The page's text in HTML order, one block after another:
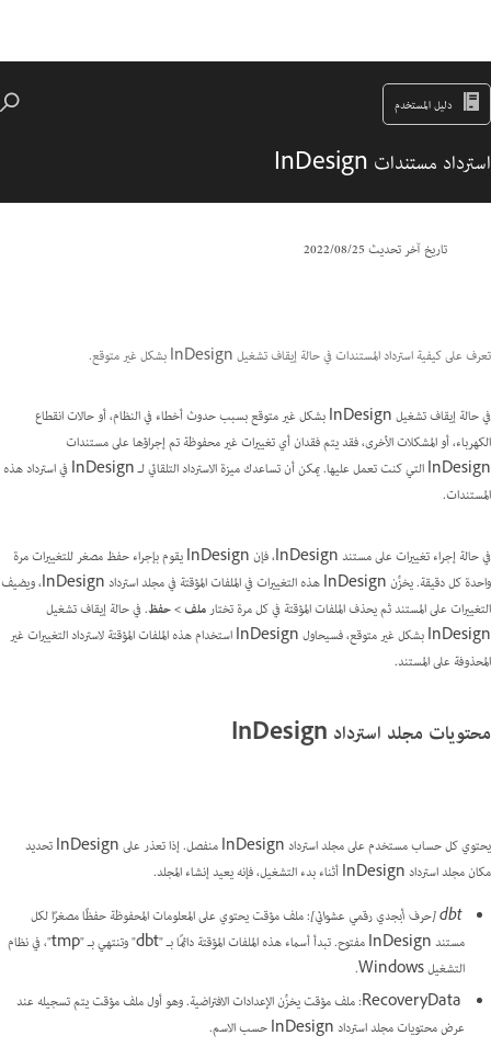
دليل المستخدم
استرداد مستندات InDesign
تاريخ آخر تحديث25‏/08‏/2022
تعرف على كيفية استرداد المستندات في حالة إيقاف تشغيل InDesign بشكل غير متوقع.
في حالة إيقاف تشغيل InDesign بشكل غير متوقع بسبب حدوث أخطاء في النظام، أو حالات انقطاع
الكهرباء، أو المشكلات الأخرى، فقد يتم فقدان أي تغييرات غير محفوظة تم إجراؤها على مستندات
InDesign التي كنت تعمل عليها. يمكن أن تساعدك ميزة الاسترداد التلقائي لـ InDesign في استرداد هذه
المستندات.
في حالة إجراء تغييرات على مستند InDesign، فإن InDesign يقوم بإجراء حفظ مصغر للتغييرات مرة
واحدة كل دقيقة. يخزِّن InDesign هذه التغييرات في الملفات المؤقتة في مجلد استرداد InDesign، ويضيف
التغييرات على المستند ثم يحذف الملفات المؤقتة في كل مرة تختارملف > حفظ. في حالة إيقاف تشغيل
InDesign بشكل غير متوقع، فسيحاول InDesign استخدام هذه الملفات المؤقتة لاسترداد التغييرات غير
المحذوفة على المستند.
محتويات مجلد استرداد InDesign
يحتوي كل حساب مستخدم على مجلد استرداد InDesign منفصل. إذا تعذر على InDesign تحديد
مكان مجلد استرداد InDesign أثناء بدء التشغيل، فإنه يعيد إنشاء المجلد.
dbt [حرف أبجدي رقمي عشوائي]
: ملف مؤقت يحتوي على المعلومات المحفوظة حفظًا مصغرًا لكل
مستند InDesign مفتوح. تبدأ أسماء هذه الملفات المؤقتة دائمًا بـ "dbt" وتنتهي بـ "tmp"، في نظام
التشغيل Windows.
RecoveryData: ملف مؤقت يخزِّن الإعدادات الافتراضية. وهو أول ملف مؤقت يتم تسجيله عند
عرض محتويات مجلد استرداد InDesign حسب الاسم.